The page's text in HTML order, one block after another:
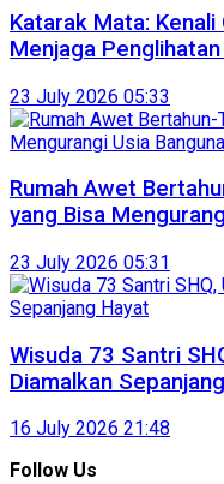
Katarak Mata: Kenali
Menjaga
23 July 2026 05:33
Rumah Awet
yang Bisa
23 July 2026 05:31
Wisuda 73 Santri
Diamalkan
16 July 2026 21:48
Follow Us